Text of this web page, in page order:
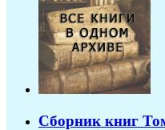
Сборник книг